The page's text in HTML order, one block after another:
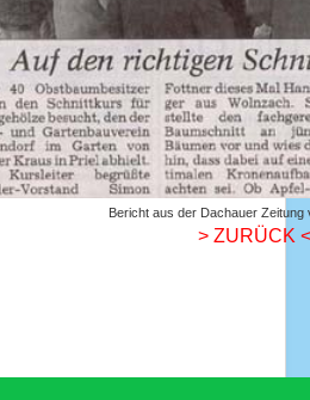
Bericht aus der Dachauer Zeitung
> ZURÜCK <